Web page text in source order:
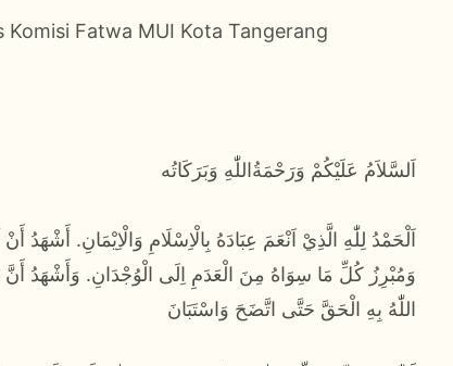
Komisi Fatwa MUI Kota Tangerang
اَلسَّلاَمُ عَلَيْكُمْ وَرَحْمَةُاللّٰهِ وَبَرَكَاتُه
وَمُبْرِزُ كُلِّ مَا سِوَاهُ مِنَ الْعَدَمِ اِلَى الْوُجْدَانِ. وَأَشْهَدُ
اللّٰهُ بِهِ الْحَقَّ حَتَّى اتَّضَحَ وَاسْتَبَانَ